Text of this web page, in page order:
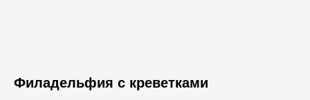
Филадельфия с креветками